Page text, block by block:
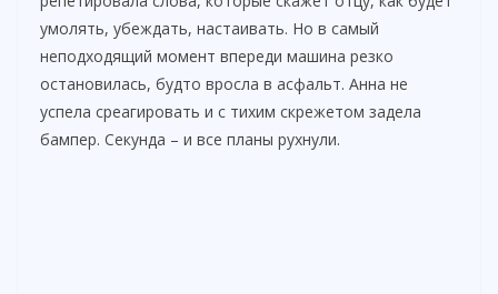
умолять, убеждать, настаивать. Но в самый
неподходящий момент впереди машина резко
остановилась, будто вросла в асфальт. Анна не
успела среагировать и с тихим скрежетом задела
бампер. Секунда – и все планы рухнули.